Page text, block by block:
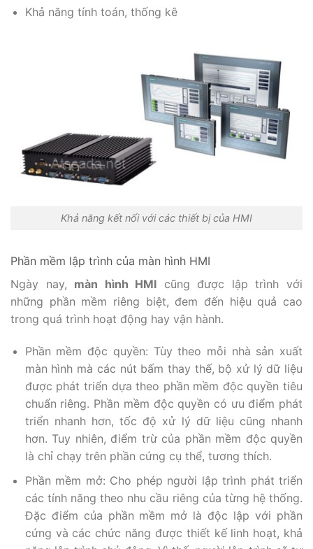
Khả năng tính toán, thống kê
Khả năng kết nối với các thiết bị của HMI
Phần mềm lập trình của màn hình HMI
Ngày nay, màn hình HMI cũng được lập trình với
những phần mềm riêng biệt, đem đến hiệu quả cao
trong quá trình hoạt động hay vận hành.
Phần mềm độc quyền: Tùy theo mỗi nhà sản xuất
màn hình mà các nút bấm thay thế, bộ xử lý dữ liệu
được phát triển dựa theo phần mềm độc quyền tiêu
chuẩn riêng. Phần mềm độc quyền có ưu điểm phát
triển nhanh hơn, tốc độ xử lý dữ liệu cũng nhanh
hơn. Tuy nhiên, điểm trừ của phần mềm độc quyền
là chỉ chạy trên phần cứng cụ thể, tương thích.
Phần mềm mở: Cho phép người lập trình phát triển
các tính năng theo nhu cầu riêng của từng hệ thống.
Đặc điểm của phần mềm mở là độc lập với phần
cứng và các chức năng được thiết kế linh hoạt, khả